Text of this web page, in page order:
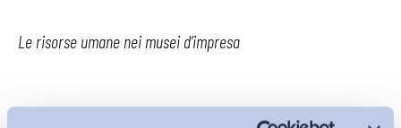
Le risorse umane nei musei d’impresa